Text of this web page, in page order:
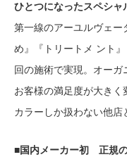
ひとつになったスペシ
第一線のアーユルヴェー
め』『トリートメ ント
回の施術で実現。オーガ
お客様の満足度が大き
カラーしか扱わない他店
■国内メーカー初 正規